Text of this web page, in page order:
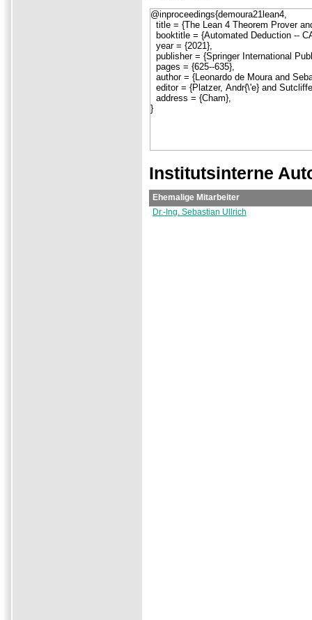
Institutsinterne
Ehemalige Mitarbeiter
Dr.-Ing. Sebastian Ullrich